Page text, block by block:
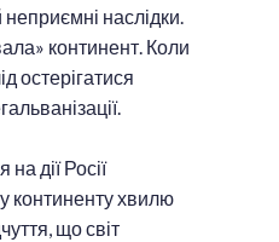
наслідки.
континент. Коли
остерігатися
на дії Росії
континенту хвилю
що світ